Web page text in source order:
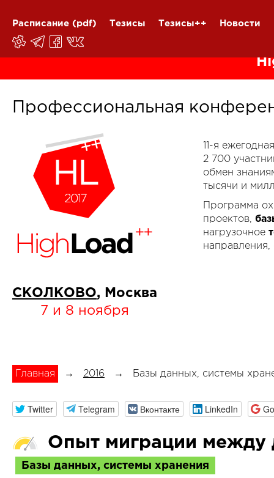
Расписание (pdf) Тезисы Тезисы++ Новости
Профессиональная
СКОЛКОВО, Москва
7 и 8 ноября
11-я
2 700
обмен
тысячи и
Программа
проектов,
нагрузочное
Главная → 2016 → Базы данных, системы
Twitter Telegram Вконтакте LinkedIn
Опыт миграции между
Базы данных, системы хранения